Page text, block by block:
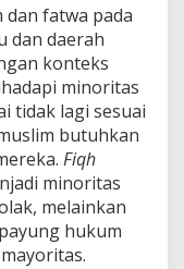
fatwa pada
dan daerah
konteks
minoritas
tidak lagi sesuai
butuhkan
Fiqh
minoritas
melainkan
hukum